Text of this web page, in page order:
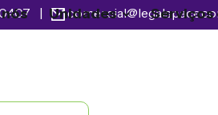
| Unidades Serviços